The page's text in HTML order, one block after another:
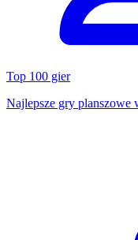
Top 100 gier
Najlepsze gry planszowe